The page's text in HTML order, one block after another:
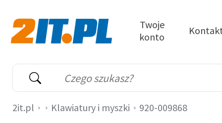
Wyszukiwarka
Słowo kluczowe
Twoje
konto
2it.pl Klawiatury i myszki 920-009868